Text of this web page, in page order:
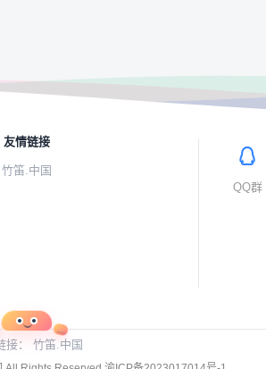
友情链接
竹笛.中国
QQ群
接： 竹笛.中国